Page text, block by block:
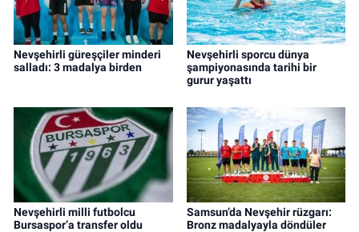
Nevşehirli güreşçiler minderi
salladı: 3 madalya birden
Nevşehirli sporcu dünya
şampiyonasında tarihi bir
gurur yaşattı
Nevşehirli milli futbolcu
Bursaspor’a transfer oldu
Samsun’da Nevşehir rüzgarı:
Bronz madalyayla döndüler